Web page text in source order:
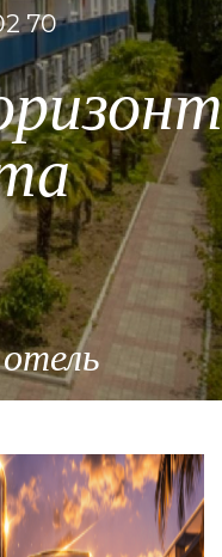
70